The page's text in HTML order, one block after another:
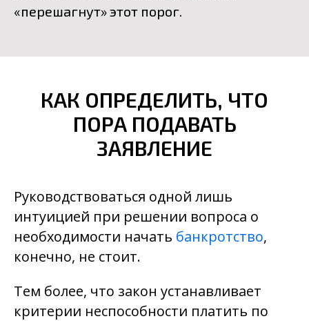
«перешагнут» этот порог.
КАК ОПРЕДЕЛИТЬ, ЧТО
ПОРА ПОДАВАТЬ
ЗАЯВЛЕНИЕ
Руководствоваться одной лишь
интуицией при решении вопроса о
необходимости начать банкротство,
конечно, не стоит.
Тем более, что закон устанавливает
критерии неспособности платить по